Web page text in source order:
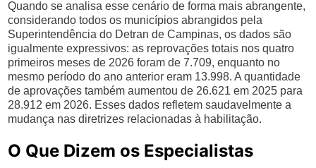
Quando se analisa esse cenário de forma mais abrangente,
considerando todos os municípios abrangidos pela
Superintendência do Detran de Campinas, os dados são
igualmente expressivos: as reprovações totais nos quatro
primeiros meses de 2026 foram de 7.709, enquanto no
mesmo período do ano anterior eram 13.998. A quantidade
de aprovações também aumentou de 26.621 em 2025 para
28.912 em 2026. Esses dados refletem saudavelmente a
mudança nas diretrizes relacionadas à habilitação.
O Que Dizem os Especialistas